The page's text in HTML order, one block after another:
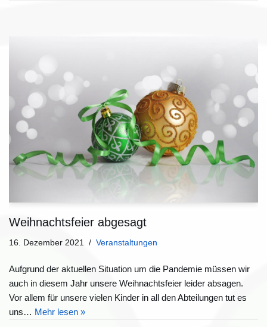
Weihnachtsfeier abgesagt
16. Dezember 2021 Veranstaltungen
Aufgrund der aktuellen Situation um die Pandemie müssen wir
auch in diesem Jahr unsere Weihnachtsfeier leider absagen.
Vor allem für unsere vielen Kinder in all den Abteilungen tut es
uns… Mehr lesen »